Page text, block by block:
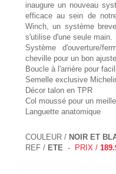
inaugure un nouveau
efficace au sein de
Winch, un système
s'utilise d'une seule main.
Système d'ouverture/
cheville pour un bon
Boucle à l'arrière pour
Semelle exclusive
Décor talon en TPR
Col moussé pour un
Languette anatomique
COULEUR / NOIR ET
REF / ETE - PRIX /